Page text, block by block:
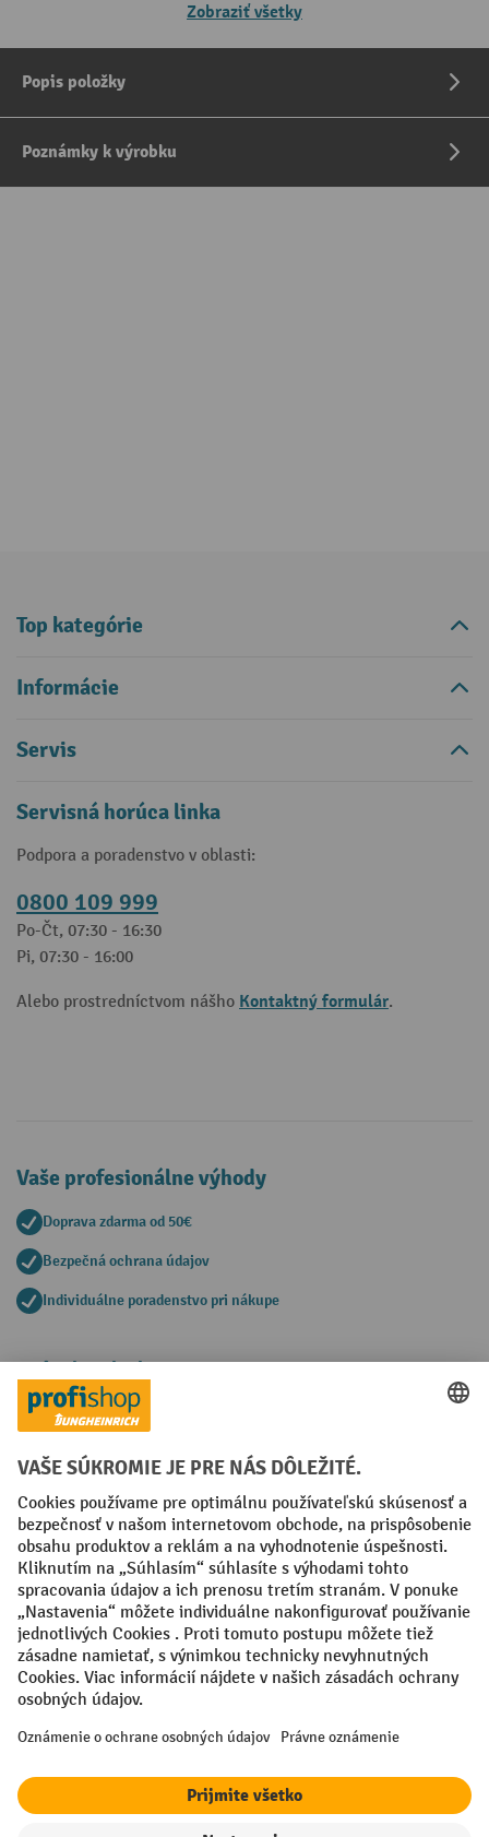
Zobraziť všetky
Popis položky
Poznámky k výrobku
Top kategórie
Informácie
Servis
Servisná horúca linka
Podpora a poradenstvo v oblasti:
0800 109 999
Po-Čt, 07:30 - 16:30
Pi, 07:30 - 16:00
Alebo prostredníctvom nášho Kontaktný formulár.
Vaše profesionálne výhody
Doprava zdarma od 50€
Bezpečná ochrana údajov
Individuálne poradenstvo pri nákupe
Spôsoby platby
Creditcard (Master)Creditcard (Visa)
Faktúra Predplatba
Sociálne siete
Facebook
YouTube
LinkedIn
Nastavenia ochrany osobných údajov
All prices excl. VAT plusshipping costsand possible delivery charges,
¹ Zľava platí do vypredania zásob. Zľava sa nevzťahuje na špeciálne